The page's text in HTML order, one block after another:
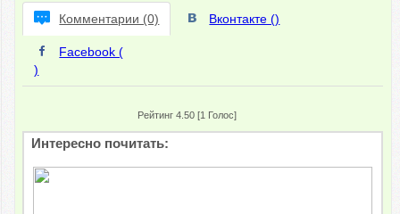
Комментарии (0) Вконтакте ()
Facebook (
)
Рейтинг 4.50 [1 Голос]
Интересно почитать: